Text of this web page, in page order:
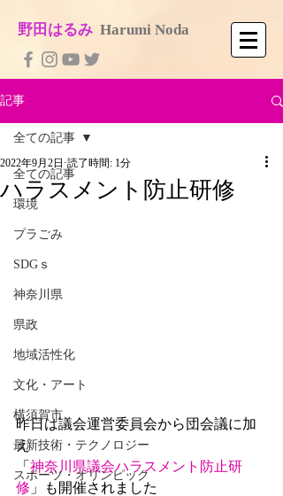
​野田はるみ Harumi No​da
記事
全ての記事
環境
プラごみ
SDGｓ
神奈川県
県政
地域活性化
文化・アート
横須賀市
最新技術・テクノロジー
スポーツ・オリンピック
全ての記事
ハラスメント防止研修
2022年9月2日 読了時間: 1分
昨日は議会運営委員会から団会議に加
え
「 神奈川県議会ハラスメント防止研
修 」も開催されました